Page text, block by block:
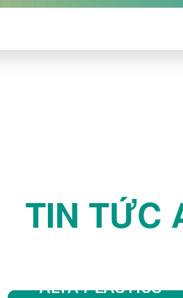
TIN TỨC
ALTA PLASTICS